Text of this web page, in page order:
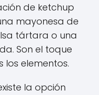
de ketchup
mayonesa de
tártara o una
Son el toque
los elementos.
la opción